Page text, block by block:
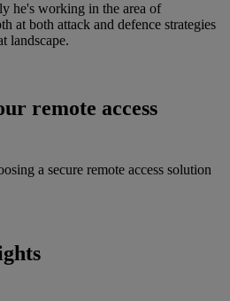
he's working in the area of
at both attack and defence strategies
landscape.
remote access
a secure remote access solution